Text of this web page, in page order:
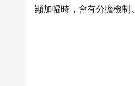
顯加幅時，會有分擔機制。